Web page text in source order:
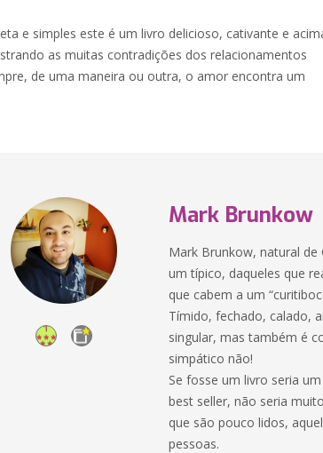
e simples este é um livro delicioso, cativante e
as muitas contradições dos relacionamentos
de uma maneira ou outra, o amor encontra um
Mark Brunkow
Mark Brunkow, natural
um típico, daqueles que
que cabem a um
Tímido, fechado, calado,
singular, mas também é
simpático não!
Se fosse um livro seria
best seller, não seria
que são pouco lidos,
pessoas.